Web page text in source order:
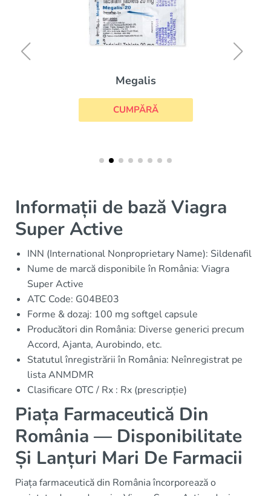
Megalis
CUMPĂRĂ
Informații de bază Viagra
Super Active
INN (International Nonproprietary Name): Sildenafil
Nume de marcă disponibile în România: Viagra
Super Active
ATC Code: G04BE03
Forme & dozaj: 100 mg softgel capsule
Producători din România: Diverse generici precum
Accord, Ajanta, Aurobindo, etc.
Statutul înregistrării în România: Neînregistrat pe
lista ANMDMR
Clasificare OTC / Rx : Rx (prescripție)
Piața Farmaceutică Din
România — Disponibilitate
Și Lanțuri Mari De Farmacii
Piața farmaceutică din România încorporează o